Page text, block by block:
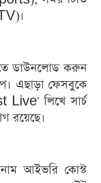
ডাউনলোড করুন
এছাড়া ফেসবুকে
লিখে সার্চ
রয়েছে।
আইভরি কোস্ট